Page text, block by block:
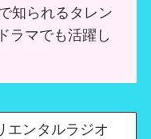
知られるタレン
ラマでも活躍し
エンタルラジオ